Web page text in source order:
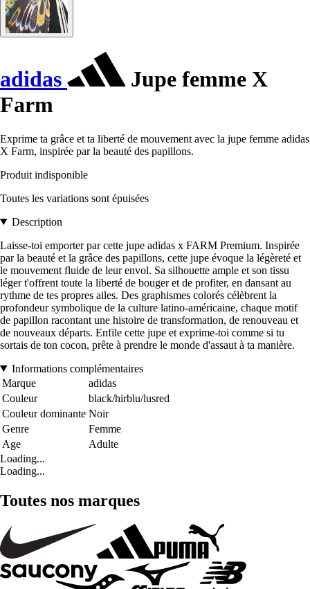
adidas
Jupe femme X
Farm
Exprime ta grâce et ta liberté de mouvement avec la jupe femme adidas
X Farm, inspirée par la beauté des papillons.
Produit indisponible
Toutes les variations sont épuisées
Description
Laisse-toi emporter par cette jupe adidas x FARM Premium. Inspirée
par la beauté et la grâce des papillons, cette jupe évoque la légèreté et
le mouvement fluide de leur envol. Sa silhouette ample et son tissu
léger t'offrent toute la liberté de bouger et de profiter, en dansant au
rythme de tes propres ailes. Des graphismes colorés célèbrent la
profondeur symbolique de la culture latino-américaine, chaque motif
de papillon racontant une histoire de transformation, de renouveau et
de nouveaux départs. Enfile cette jupe et exprime-toi comme si tu
sortais de ton cocon, prête à prendre le monde d'assaut à ta manière.
Informations complémentaires
Marque
adidas
Couleur
black/hirblu/lusred
Couleur dominante Noir
Genre
Femme
Age
Adulte
Loading...
Loading...
Toutes nos marques